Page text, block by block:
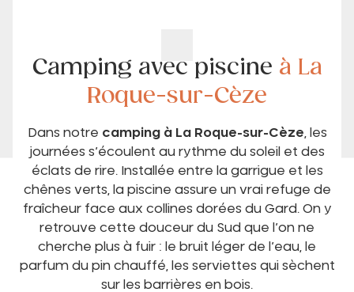
Camping avec piscine à La
Roque-sur-Cèze
Dans notre camping à La Roque-sur-Cèze , les
journées s’écoulent au rythme du soleil et des
éclats de rire. Installée entre la garrigue et les
chênes verts, la piscine assure un vrai refuge de
fraîcheur face aux collines dorées du Gard. On y
retrouve cette douceur du Sud que l’on ne
cherche plus à fuir : le bruit léger de l’eau, le
parfum du pin chauffé, les serviettes qui sèchent
sur les barrières en bois.